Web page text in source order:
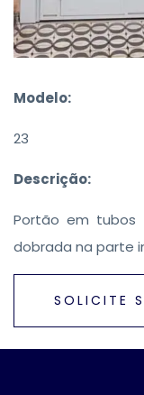
Modelo:
23
Descrição:
Portão em tubos
dobrada na parte
SOLICITE